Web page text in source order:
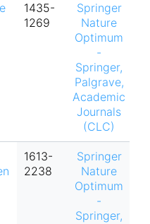
1435-
1269
Springer
Nature
Optimum
-
Springer,
Palgrave,
Academic
Journals
(CLC)
1613-
2238
Springer
Nature
Optimum
-
Springer,